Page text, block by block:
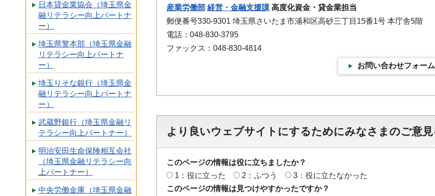
日本貸金業協会（埼玉県金
融リテラシー向上パートナ
ー）
埼玉県警本部（埼玉県金融
リテラシー向上パートナ
ー）
埼玉りそな銀行（埼玉県金
融リテラシー向上パートナ
ー）
武蔵野銀行（埼玉県金融リ
テラシー向上パートナー）
明治安田生命保険相互会社
（埼玉県金融リテラシー向
上パートナー）
中央労働金庫（埼玉県金融
産業労働部 経営・金融支援課 高度化資金・貸金業担当
郵便番号330-9301 埼玉県さいたま市浦和区高砂三丁目15番1号 本庁舎5階
電話：048-830-3795
ファックス：048-830-4814
お問い合わせフォーム
より良いウェブサイトにするためにみなさまのご意
このページの情報は役に立ちましたか？
1：役に立った
2：ふつう
3：役に立たなかった
このページの情報は見つけやすかったですか？